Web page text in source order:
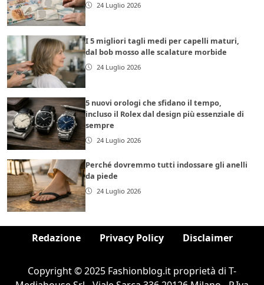
24 Luglio 2026
I 5 migliori tagli medi per capelli maturi,
dal bob mosso alle scalature morbide
24 Luglio 2026
5 nuovi orologi che sfidano il tempo,
incluso il Rolex dal design più essenziale di
sempre
24 Luglio 2026
Perché dovremmo tutti indossare gli anelli
da piede
24 Luglio 2026
Redazione Privacy Policy Disclaimer
Copyright © 2025 Fashionblog.it proprietà di T-